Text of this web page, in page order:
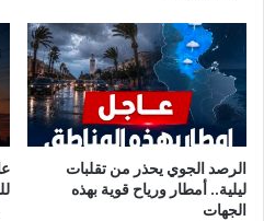
ا
ء
الرصد الجوي يحذر من تقلبات
ليلية.. أمطار ورياح قوية بهذه
الجهات